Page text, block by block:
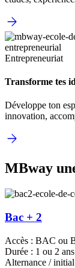
Entrepreneuriat
Transforme tes
Développe ton
innovation,
MBway
Bac + 2
Accès : BAC ou
Durée : 1 ou 2 ans
Alternance / initial